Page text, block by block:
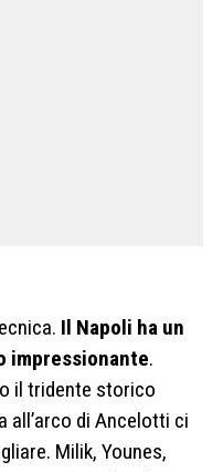
Il Napoli ha un
impressionante.
il tridente storico
all’arco di Ancelotti ci
Milik, Younes,